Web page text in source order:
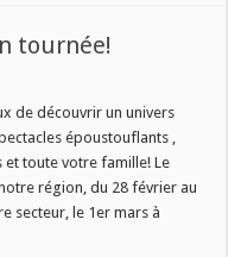
tournée!
de découvrir un univers
époustouflants ,
et toute votre famille! Le
région, du 28 février au
secteur, le 1er mars à